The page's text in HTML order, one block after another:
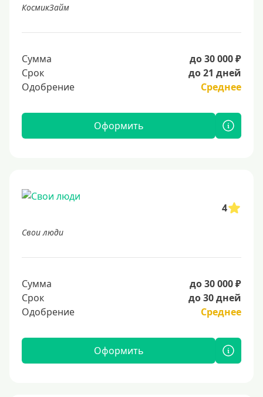
КосмикЗайм
Сумма
до 30 000 ₽
Срок
до 21 дней
Одобрение
Среднее
Оформить
4
Свои люди
Сумма
до 30 000 ₽
Срок
до 30 дней
Одобрение
Среднее
Оформить